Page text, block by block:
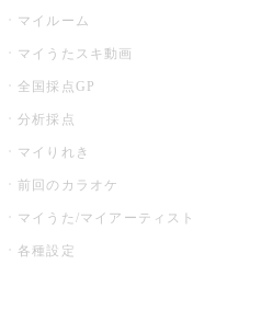
マイルーム
マイうたスキ動画
全国採点GP
分析採点
マイりれき
前回のカラオケ
マイうた/マイアーティスト
各種設定